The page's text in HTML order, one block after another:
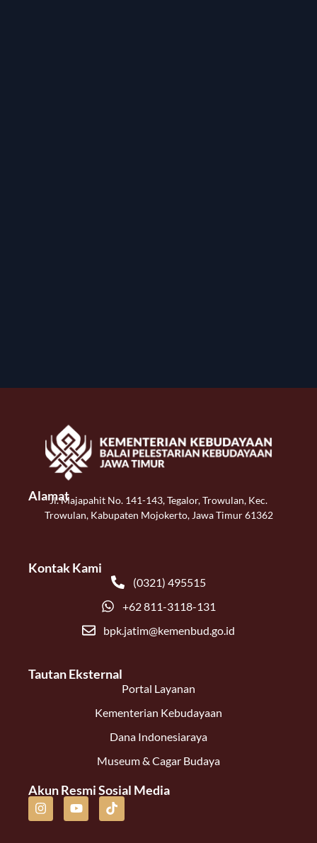
AlamatJl. Majapahit No. 141-143, Tegalor, Trowulan, Kec.
Trowulan, Kabupaten Mojokerto, Jawa Timur 61362
Kontak Kami
(0321) 495515
+62 811-3118-131
bpk.jatim@kemenbud.go.id
Tautan Eksternal
Portal Layanan
Kementerian Kebudayaan
Dana Indonesiaraya
Museum & Cagar Budaya
Akun Resmi Sosial Media